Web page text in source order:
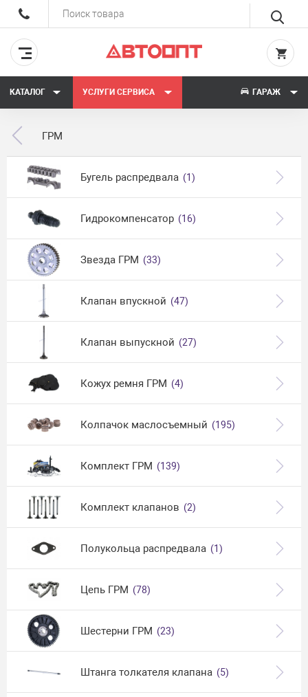
КАТАЛОГ УСЛУГИ СЕРВИСА ГАРАЖ
ГРМ
Бугель распредвала (1)
Гидрокомпенсатор (16)
Звезда ГРМ (33)
Клапан впускной (47)
Клапан выпускной (27)
Кожух ремня ГРМ (4)
Колпачок маслосъемный (195)
Комплект ГРМ (139)
Комплект клапанов (2)
Полукольца распредвала (1)
Цепь ГРМ (78)
Шестерни ГРМ (23)
Штанга толкателя клапана (5)